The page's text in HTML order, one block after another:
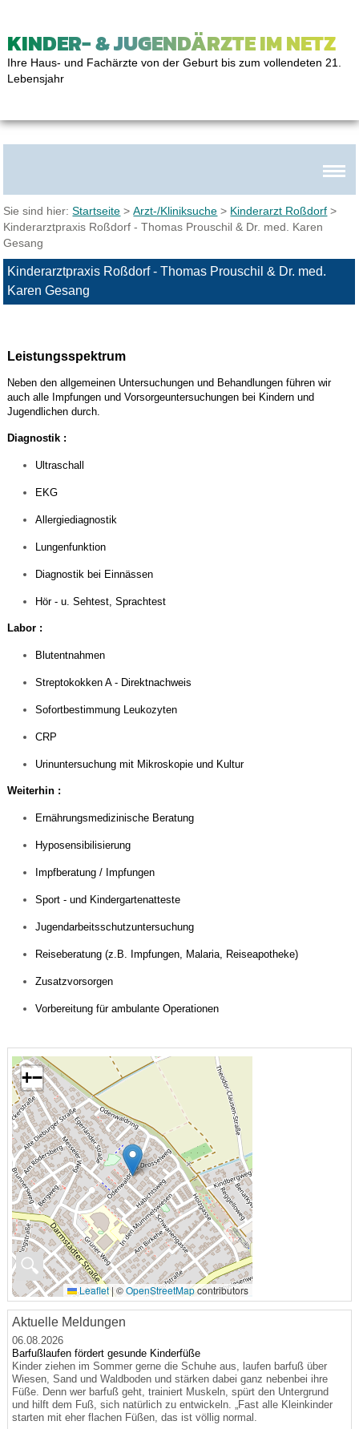
KINDER- & JUGENDÄRZTE IM NETZ
Ihre Haus- und Fachärzte von der Geburt bis zum vollendeten 21.
Lebensjahr
Sie sind hier:Startseite >Arzt-/Kliniksuche > Kinderarzt Roßdorf >
Kinderarztpraxis Roßdorf - Thomas Prouschil & Dr. med. Karen
Gesang
Kinderarztpraxis Roßdorf - Thomas Prouschil & Dr. med.
Karen Gesang
Leistungsspektrum
Neben den allgemeinen Untersuchungen und Behandlungen führen wir
auch alle Impfungen und Vorsorgeuntersuchungen bei Kindern und
Jugendlichen durch.
Diagnostik :
Ultraschall
EKG
Allergiediagnostik
Lungenfunktion
Diagnostik bei Einnässen
Hör - u. Sehtest, Sprachtest
Labor :
Blutentnahmen
Streptokokken A - Direktnachweis
Sofortbestimmung Leukozyten
CRP
Urinuntersuchung mit Mikroskopie und Kultur
Weiterhin :
Ernährungsmedizinische Beratung
Hyposensibilisierung
Impfberatung / Impfungen
Sport - und Kindergartenatteste
Jugendarbeitsschutzuntersuchung
Reiseberatung (z.B. Impfungen, Malaria, Reiseapotheke)
Zusatzvorsorgen
Vorbereitung für ambulante Operationen
🔍
+−
Leaflet|©OpenStreetMapcontributors
Aktuelle Meldungen
06.08.2026
Barfußlaufen fördert gesunde Kinderfüße
Kinder ziehen im Sommer gerne die Schuhe aus, laufen barfuß über
Wiesen, Sand und Waldboden und stärken dabei ganz nebenbei ihre
Füße. Denn wer barfuß geht, trainiert Muskeln, spürt den Untergrund
und hilft dem Fuß, sich natürlich zu entwickeln. „Fast alle Kleinkinder
starten mit eher flachen Füßen, das ist völlig normal.